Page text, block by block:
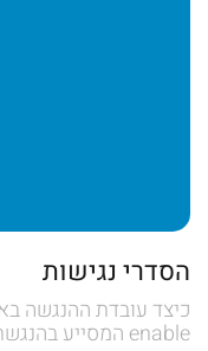
הסדרי נגישות
כיצד עובדת ההנגשה
enable המסייע בהנגשת האתר לבעלי מוגבלויות.לחיצה על...